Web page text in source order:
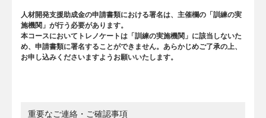
人材開発支援助成金の申請書類における署名は、主催欄の「訓練の実
施機関」が行う必要があります。
本コースにおいてトレノケートは「訓練の実施機関」に該当しないた
め、申請書類に署名することができません。あらかじめご了承の上、
お申し込みくださいますようお願いいたします。
重要なご連絡・ご確認事項